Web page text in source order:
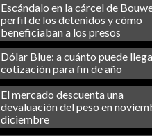
Escándalo en la cárcel de
perfil de los detenidos y cómo
beneficiaban a los presos
Dólar Blue: a cuánto puede
cotización para fin de año
El mercado descuenta una
devaluación del peso en
diciembre